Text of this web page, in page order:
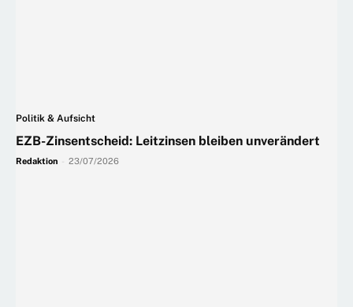
Politik & Aufsicht
EZB-Zinsentscheid: Leitzinsen bleiben unverändert
Redaktion 23/07/2026